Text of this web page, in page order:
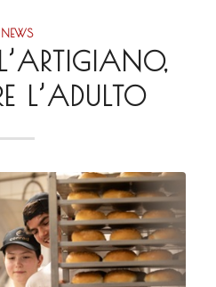
NEWS
L’ADULTO